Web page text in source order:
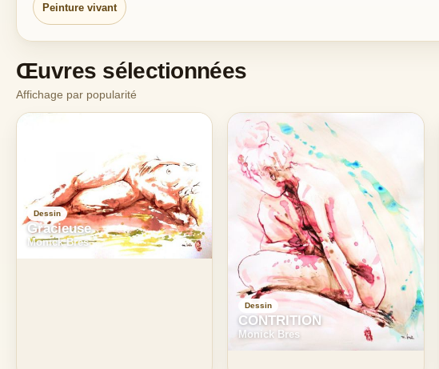
Peinture vivant
Œuvres sélectionnées
Affichage par popularité
Dessin
Gracieuse
Monick Bres
Dessin
CONTRITION
Monick Bres